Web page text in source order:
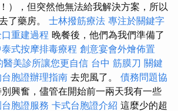
），但突然他無法給我解決方案，所以
了藥房。 士林撥筋療法 專注於關鍵字
重建過程 晚餐後，他們為我們準備了
式按摩排毒療程 創意宴會外燴佈置
醫美診所讓您更自信 台中 筋膜刀 關鍵
胞證辦理指南 去兜風了。 債務問題協
興奮，儘管在開始前一兩天我有一些
胞證服務 卡式台胞證介紹 這麼少的超